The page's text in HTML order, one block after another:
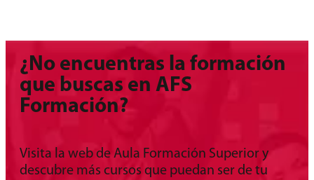
¿No encuentras la formación
que buscas en AFS
Formación?
Visita la web de Aula Formación Superior y
descubre más cursos que puedan ser de tu